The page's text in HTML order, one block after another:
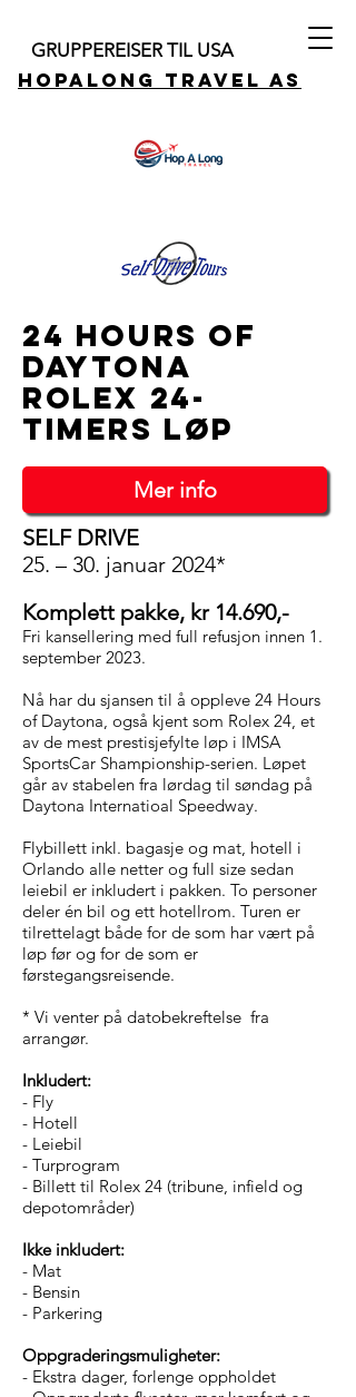
HOPALONG TRAVEL AS
GRUPPEREISER TIL USA
24 Hours of
daytona
Rolex 24-
timers løp
Mer info
SELF DRIVE
25. – 30. januar 2024*
Komplett pakke, kr 14.690,-
Fri kansellering med full refusjon innen 1.
september 2023.
Nå har du sjansen til å oppleve 24 Hours
of Daytona, også kjent som Rolex 24, et
av de mest prestisjefylte løp i IMSA
SportsCar Shampionship-serien. Løpet
går av stabelen fra lørdag til søndag på
Daytona Internatioal Speedway.
Flybillett inkl. bagasje og mat, hotell i
Orlando alle netter og full size sedan
leiebil er inkludert i pakken. To personer
deler én bil og ett hotellrom. Turen er
tilrettelagt både for de som har vært på
løp før og for de som er
førstegangsreisende.
* Vi venter på datobekreftelse fra
arrangør.
Inkludert:
- Fly
- Hotell
- Leiebil
- Turprogram
- Billett til Rolex 24 (tribune, infield og
depotområder)
Ikke inkludert:
- Mat
- Bensin
- Parkering
Oppgraderingsmuligheter:
- Ekstra dager, forlenge oppholdet